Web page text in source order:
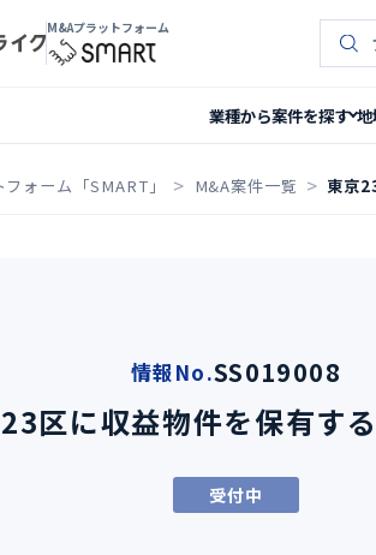
M&Aプラットフォーム 案件
業種から案件を探す 地
ォーム「SMART」 M&A案件一覧 東京
情報No.SS019008
区に収益物件を保有す
受付中